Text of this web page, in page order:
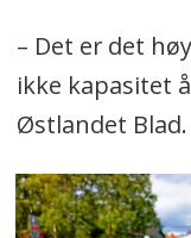
– Det er det
ikke kapasitet
Østlandet Blad.